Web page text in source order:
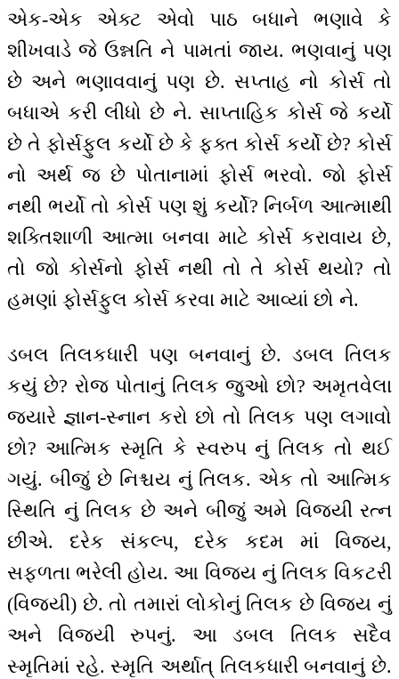
એક-એક એક્ટ એવો પાઠ બધાને ભણાવે કે
શીખવાડે જે ઉન્નતિ ને પામતાં જાય. ભણવાનું પણ
છે અને ભણાવવાનું પણ છે. સપ્તાહ નો કોર્સ તો
બધાએ કરી લીધો છે ને. સાપ્તાહિક કોર્સ જે કર્યો
છે તે ફોર્સફુલ કર્યો છે કે ફક્ત કોર્સ કર્યો છે? કોર્સ
નો અર્થ જ છે પોતાનામાં ફોર્સ ભરવો. જો ફોર્સ
નથી ભર્યો તો કોર્સ પણ શું કર્યો? નિર્બળ આત્માથી
શક્તિશાળી આત્મા બનવા માટે કોર્સ કરાવાય છે,
તો જો કોર્સનો ફોર્સ નથી તો તે કોર્સ થયો? તો
હમણાં ફોર્સફુલ કોર્સ કરવા માટે આવ્યાં છો ને.
ડબલ તિલકધારી પણ બનવાનું છે. ડબલ તિલક
કયું છે? રોજ પોતાનું તિલક જુઓ છો? અમૃતવેલા
જ્યારે જ્ઞાન-સ્નાન કરો છો તો તિલક પણ લગાવો
છો? આત્મિક સ્મૃતિ કે સ્વરુપ નું તિલક તો થઈ
ગયું. બીજું છે નિશ્ચય નું તિલક. એક તો આત્મિક
સ્થિતિ નું તિલક છે અને બીજું અમે વિજયી રત્ન
છીએ. દરેક સંકલ્પ, દરેક કદમ માં વિજય,
સફળતા ભરેલી હોય. આ વિજય નું તિલક વિકટરી
(વિજયી) છે. તો તમારાં લોકોનું તિલક છે વિજય નું
અને વિજયી રુપનું. આ ડબલ તિલક સદૈવ
સ્મૃતિમાં રહે. સ્મૃતિ અર્થાત્ તિલકધારી બનવાનું છે.